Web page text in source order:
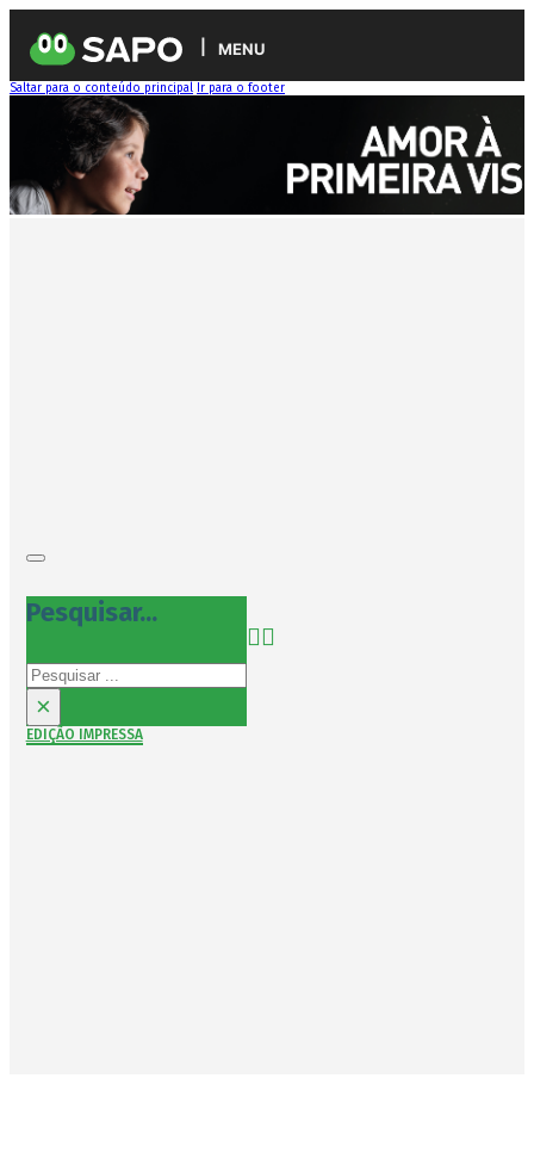
MENU
Saltar para o conteúdo principal Ir para o footer
Pesquisar...
Pesquisar
×
EDIÇÃO IMPRESSA